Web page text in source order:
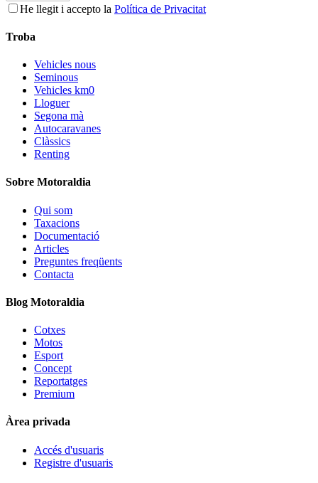
He llegit i accepto la Política de Privacitat
Troba
Vehicles nous
Seminous
Vehicles km0
Lloguer
Segona mà
Autocaravanes
Clàssics
Renting
Sobre Motoraldia
Qui som
Taxacions
Documentació
Articles
Preguntes freqüents
Contacta
Blog Motoraldia
Cotxes
Motos
Esport
Concept
Reportatges
Premium
Àrea privada
Accés d'usuaris
Registre d'usuaris